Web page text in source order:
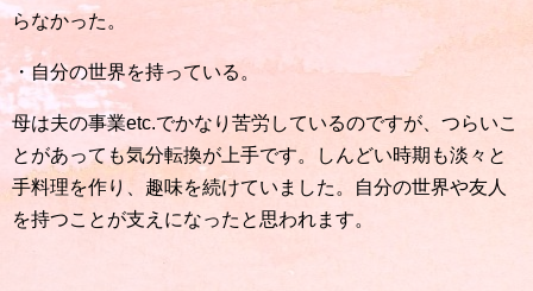
らなかった。
・自分の世界を持っている。
母は夫の事業etc.でかなり苦労しているのですが、つらいこ
とがあっても気分転換が上手です。しんどい時期も淡々と
手料理を作り、趣味を続けていました。自分の世界や友人
を持つことが支えになったと思われます。